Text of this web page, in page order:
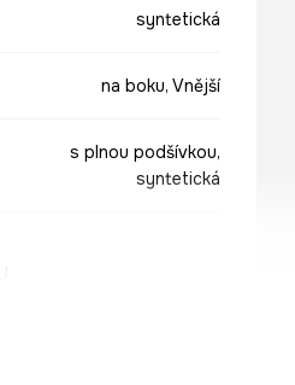
syntetická
na boku, Vnější
s plnou podšívkou,
syntetická